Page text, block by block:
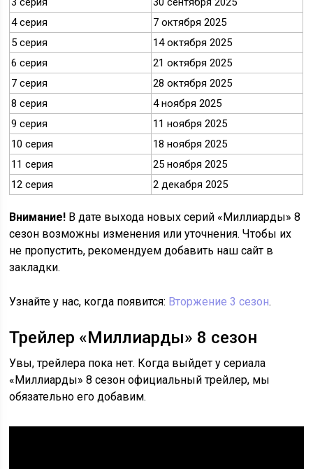
4 серия
7 октября 2025
5 серия
14 октября 2025
6 серия
21 октября 2025
7 серия
28 октября 2025
8 серия
4 ноября 2025
9 серия
11 ноября 2025
10 серия
18 ноября 2025
11 серия
25 ноября 2025
12 серия
2 декабря 2025
Внимание! В дате выхода новых серий «Миллиарды» 8
сезон возможны изменения или уточнения. Чтобы их
не пропустить, рекомендуем добавить наш сайт в
закладки.
Узнайте у нас, когда появится: Вторжение 3 сезон.
Трейлер «Миллиарды» 8 сезон
Увы, трейлера пока нет. Когда выйдет у сериала
«Миллиарды» 8 сезон официальный трейлер, мы
обязательно его добавим.